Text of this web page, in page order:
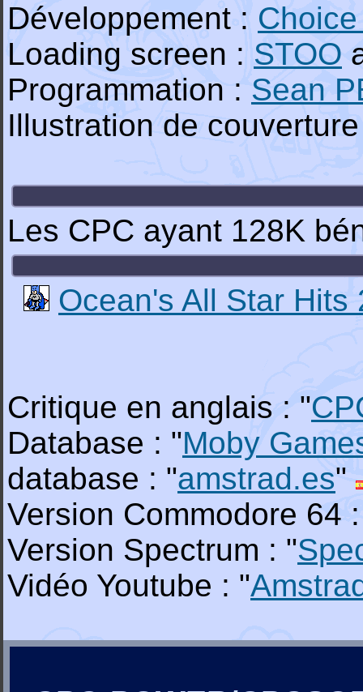
Développement :
Loading screen : STOO
Programmation : Sean
Illustration de
Les CPC ayant 128K
Ocean's All Star Hits
Critique en anglais : "
Database : "Moby
database : "amstrad.es"
Version Commodore 64
Version Spectrum : "
Vidéo Youtube : "